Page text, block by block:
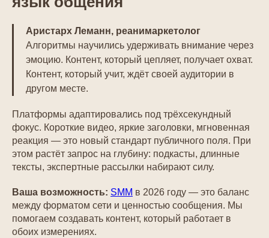
Аристарх Леманн, реанимаркетолог
Алгоритмы научились удерживать внимание через
эмоцию. Контент, который цепляет, получает охват.
Контент, который учит, ждёт своей аудитории в
другом месте.
Платформы адаптировались под трёхсекундный
фокус. Короткие видео, яркие заголовки, мгновенная
реакция — это новый стандарт публичного поля. При
этом растёт запрос на глубину: подкасты, длинные
тексты, экспертные рассылки набирают силу.
Ваша возможность: SMM в 2026 году — это баланс
между форматом сети и ценностью сообщения. Мы
помогаем создавать контент, который работает в
обоих измерениях.